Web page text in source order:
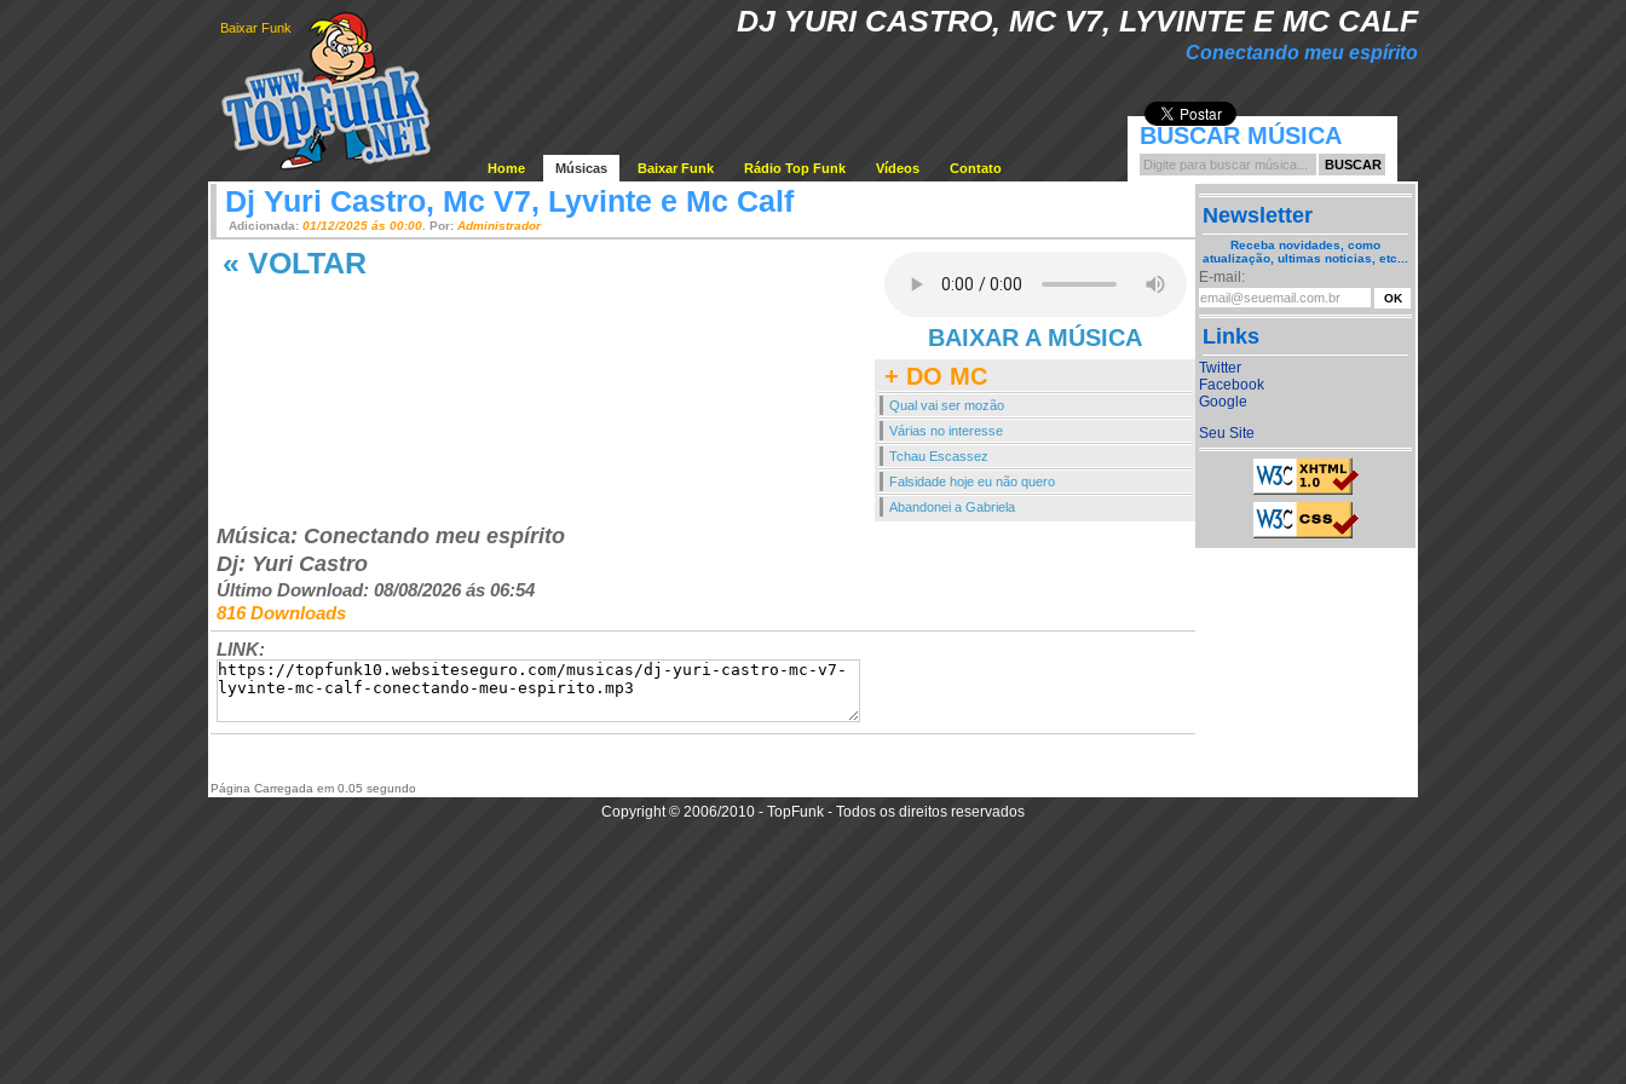
DJ YURI CASTRO, MC V7, LYVINTE E MC CALF
Conectando meu espírito
Baixar Funk
Home Músicas Baixar Funk Rádio Top Funk Vídeos Contato
BUSCAR MÚSICA
Dj Yuri Castro, Mc V7, Lyvinte e Mc Calf
Adicionada: 01/12/2025 ás 00:00 . Por: Administrador
BAIXAR A MÚSICA
+ DO MC
Qual vai ser mozão
Várias no interesse
Tchau Escassez
Falsidade hoje eu não quero
Abandonei a Gabriela
« VOLTAR
Música: Conectando meu espírito
Dj: Yuri Castro
Último Download: 08/08/2026 ás 06:54
816 Downloads
LINK:
Newsletter
Receba novidades, como
atualização, ultimas noticias, etc...
E-mail:
Links
Twitter
Facebook
Google
Seu Site
Página Carregada em 0.05 segundo
Copyright © 2006/2010 - TopFunk - Todos os direitos reservados